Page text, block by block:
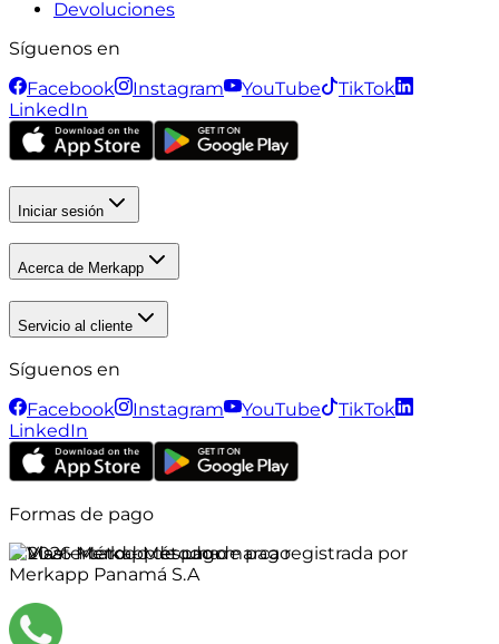
Devoluciones
Síguenos en
Facebook
Instagram YouTube
TikTok
LinkedIn
Iniciar sesión
Acerca de Merkapp
Servicio al cliente
Síguenos en
Facebook
Instagram YouTube
TikTok
LinkedIn
Formas de pago
©2026Merkapp es una marca registrada por
Merkapp Panamá S.A